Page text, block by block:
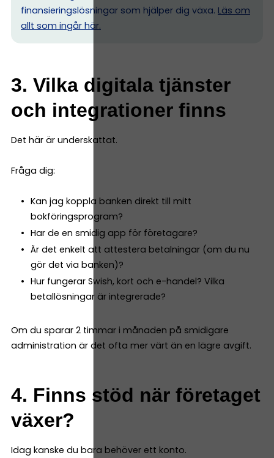
finansieringslösningar som hjälper dig växa. Läs om
allt som ingår här.
3. Vilka digitala tjänster
och integrationer finns
Det här är underskattat.
Fråga dig:
Kan jag koppla banken direkt till mitt
bokföringsprogram?
Har de en smidig app för företagare?
Är det enkelt att attestera betalningar (om du nu
gör det via banken)?
Hur fungerar Swish, kort och e-handel? Vilka
betallösningar är integrerade?
Om du sparar 2 timmar i månaden på smidigare
administration är det ofta mer värt än en lägre avgift.
4. Finns stöd när företaget
växer?
Idag kanske du bara behöver ett konto.